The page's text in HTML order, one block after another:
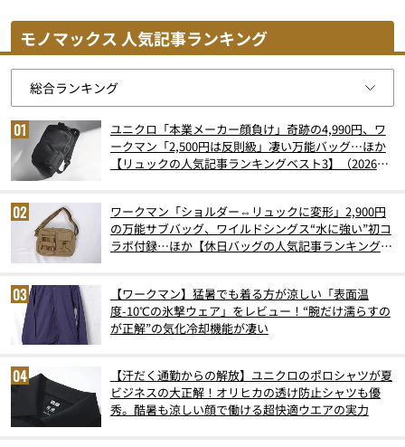
モノマックス 人気記事ランキング
ユニクロ「本業メーカー顔負け」奇跡の4,990円、ワ
ークマン「2,500円は反則級」凄い万能バッグ…ほか
【リュックの人気記事ランキングベスト3】（2026年
ワークマン「ショルダー⇔リュックに変形」2,900円
の万能サブバッグ、ワイルドシングス“水に強い”初コ
ラボ付録…ほか【休日バッグの人気記事ランキングベ
【ワークマン】猛暑でも着る方が涼しい「表面温
度-10℃の氷撃ウェア」をレビュー！“腕だけ濡らすの
が正解”の気化冷却機能が凄い
【汗だく通勤からの解放】ユニクロのポロシャツが夏
ビジネスの大正解！オリヒカの透け防止シャツも優
秀。酷暑も涼しい顔で働ける超快適ウエアの実力